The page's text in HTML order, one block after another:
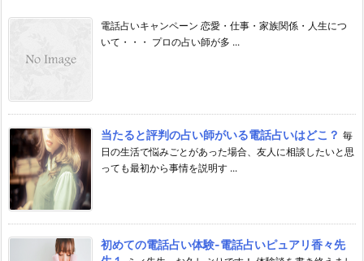
電話占いキャンペーン 恋愛・仕事・家族関係・人生につ
いて・・・ プロの占い師が多 ...
当たると評判の占い師がいる電話占いはどこ？ 毎
日の生活で悩みごとがあった場合、友人に相談したいと思
っても最初から事情を説明す ...
初めての電話占い体験-電話占いピュアリ香々先